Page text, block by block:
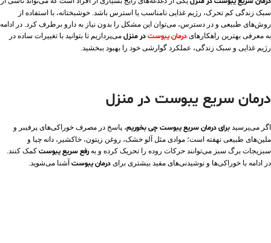
سبک زندگی کم‌ تحرک، رژیم غذایی نامناسب یا استرس باشد. خوشبختانه، با استفاده از
روش‌های طبیعی و در دسترس، می‌توان این مشکل را بدون نیاز به دارو برطرف کرد. در ادامه
به معرفی بهترین راهکارهای درمان یبوستدر منزل می‌پردازیم تا بتوانید با تغییرات ساده در
رژیم غذایی و سبک زندگی، عملکرد گوارشی خود را بهبود ببخشید.
درمان سریع یبوست در منزل
اگر می‌پرسید برای درمان سریع یبوست چی بخوریم، پاسخ در مصرف خوراکی‌های پرفیبر و
ملین‌های طبیعی نهفته است؛ موادی مثل آلو خشک، روغن زیتون، خاکشیر، دانه چیا و
سبزیجات برگ‌ سبز می‌توانند حرکات روده را تحریک کرده و به رفع سریع یبوست کمک کنند.
در ادامه با خوراکی‌ها و نوشیدنی‌های مفید بیشتری برای درمان یبوست آشنا می‌شوید.